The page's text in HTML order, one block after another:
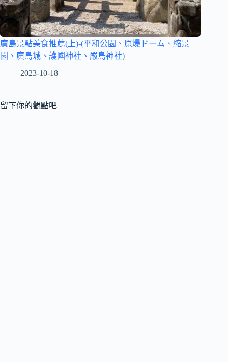
廣島景點美食推薦(上)-(平和公園、原爆ドーム、縮景
園、廣島城、護國神社、嚴島神社)
2023-10-18
留下你的觀點吧